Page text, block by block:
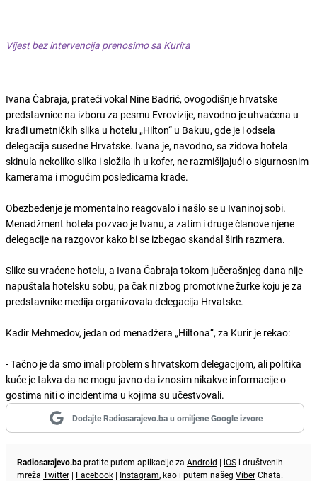
Vijest bez intervencija prenosimo sa Kurira
Ivana Čabraja, prateći vokal Nine Badrić, ovogodišnje hrvatske
predstavnice na izboru za pesmu Evrovizije, navodno je uhvaćena u
krađi umetničkih slika u hotelu „Hilton“ u Bakuu, gde je i odsela
delegacija susedne Hrvatske. Ivana je, navodno, sa zidova hotela
skinula nekoliko slika i složila ih u kofer, ne razmišljajući o sigurnosnim
kamerama i mogućim posledicama krađe.
Obezbeđenje je momentalno reagovalo i našlo se u Ivaninoj sobi.
Menadžment hotela pozvao je Ivanu, a zatim i druge članove njene
delegacije na razgovor kako bi se izbegao skandal širih razmera.
Slike su vraćene hotelu, a Ivana Čabraja tokom jučerašnjeg dana nije
napuštala hotelsku sobu, pa čak ni zbog promotivne žurke koju je za
predstavnike medija organizovala delegacija Hrvatske.
Kadir Mehmedov, jedan od menadžera „Hiltona“, za Kurir je rekao:
- Tačno je da smo imali problem s hrvatskom delegacijom, ali politika
kuće je takva da ne mogu javno da iznosim nikakve informacije o
gostima niti o incidentima u kojima su učestvovali.
Dodajte Radiosarajevo.ba u omiljene Google izvore
Radiosarajevo.bapratite putem aplikacije za Android | iOS i društvenih
mreža Twitter | Facebook | Instagram, kao i putem našeg ViberChata.